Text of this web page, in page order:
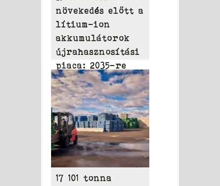
növekedés előtt a
lítium-ion
akkumulátorok
újrahasznosítási
piaca: 2035-re
elérheti a 31,95
milliárd dollárt
17 101 tonna